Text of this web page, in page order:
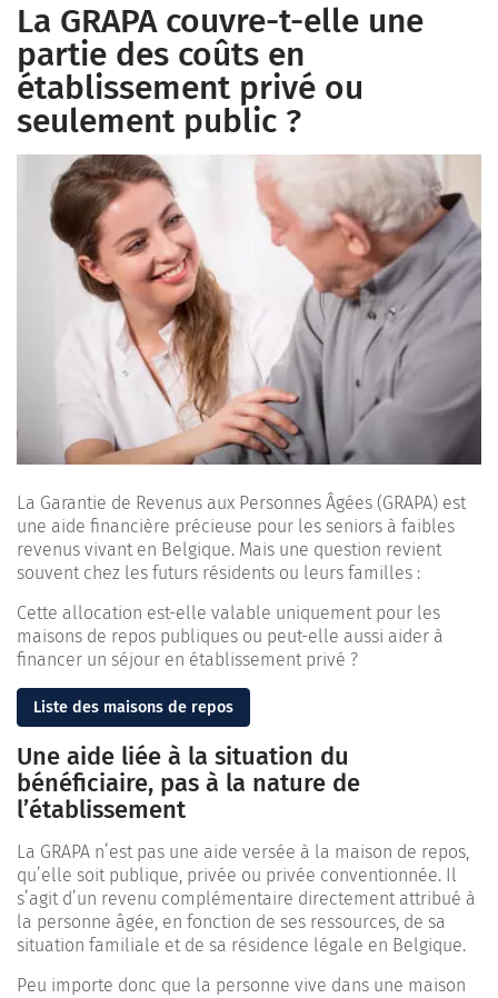
La GRAPA couvre-t-elle une
partie des coûts en
établissement privé ou
seulement public ?
La Garantie de Revenus aux Personnes Âgées (GRAPA) est
une aide financière précieuse pour les seniors à faibles
revenus vivant en Belgique. Mais une question revient
souvent chez les futurs résidents ou leurs familles :
Cette allocation est-elle valable uniquement pour les
maisons de repos publiques ou peut-elle aussi aider à
financer un séjour en établissement privé ?
Liste des maisons de repos
Une aide liée à la situation du
bénéficiaire, pas à la nature de
l’établissement
La GRAPA n’est pas une aide versée à la maison de repos,
qu’elle soit publique, privée ou privée conventionnée. Il
s’agit d’un revenu complémentaire directement attribué à
la personne âgée, en fonction de ses ressources, de sa
situation familiale et de sa résidence légale en Belgique.
Peu importe donc que la personne vive dans une maison